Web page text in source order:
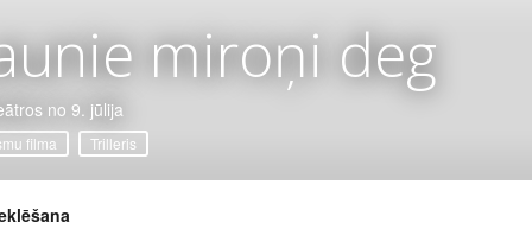
miroņi deg
no 9. jūlija
filma Trilleris